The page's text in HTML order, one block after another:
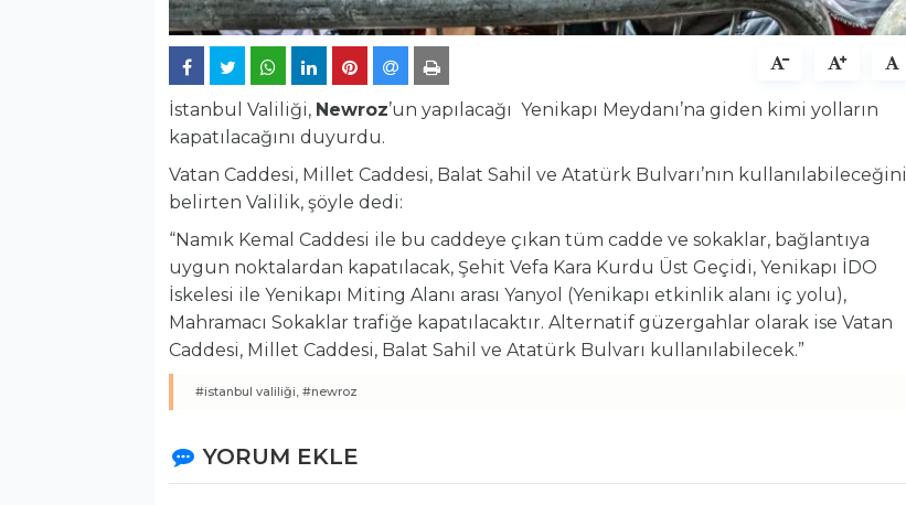
İstanbul Valiliği, Newroz’un yapılacağı Yenikapı Meydanı’na giden kimi yolların
kapatılacağını duyurdu.
Vatan Caddesi, Millet Caddesi, Balat Sahil ve Atatürk Bulvarı’nın kullanılabileceğini
belirten Valilik, şöyle dedi:
“Namık Kemal Caddesi ile bu caddeye çıkan tüm cadde ve sokaklar, bağlantıya
uygun noktalardan kapatılacak, Şehit Vefa Kara Kurdu Üst Geçidi, Yenikapı İDO
İskelesi ile Yenikapı Miting Alanı arası Yanyol (Yenikapı etkinlik alanı iç yolu),
Mahramacı Sokaklar trafiğe kapatılacaktır. Alternatif güzergahlar olarak ise Vatan
Caddesi, Millet Caddesi, Balat Sahil ve Atatürk Bulvarı kullanılabilecek.”
#istanbul valiliği, #newroz
YORUM EKLE